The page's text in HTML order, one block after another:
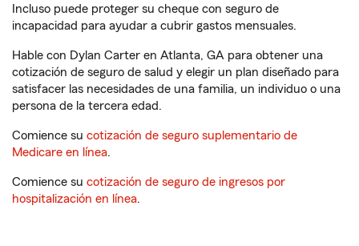
Incluso puede proteger su cheque con seguro de
incapacidad para ayudar a cubrir gastos mensuales.
Hable con Dylan Carter en Atlanta, GA para obtener una
cotización de seguro de salud y elegir un plan diseñado para
satisfacer las necesidades de una familia, un individuo o una
persona de la tercera edad.
Comience su cotización de seguro suplementario de
Medicare en línea.
Comience su cotización de seguro de ingresos por
hospitalización en línea.